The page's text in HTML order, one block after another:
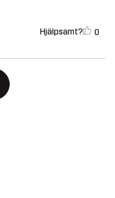
Hjälpsamt? 0